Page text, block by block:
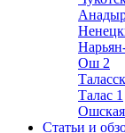
Ош 2
Талас 1
Ошская
Статьи и